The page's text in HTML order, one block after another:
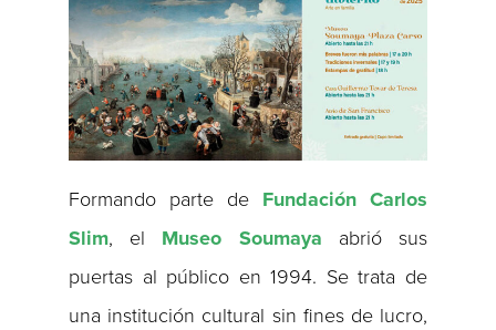
Formando parte de Fundación Carlos
Slim, el Museo Soumaya abrió sus
puertas al público en 1994. Se trata de
una institución cultural sin fines de lucro,